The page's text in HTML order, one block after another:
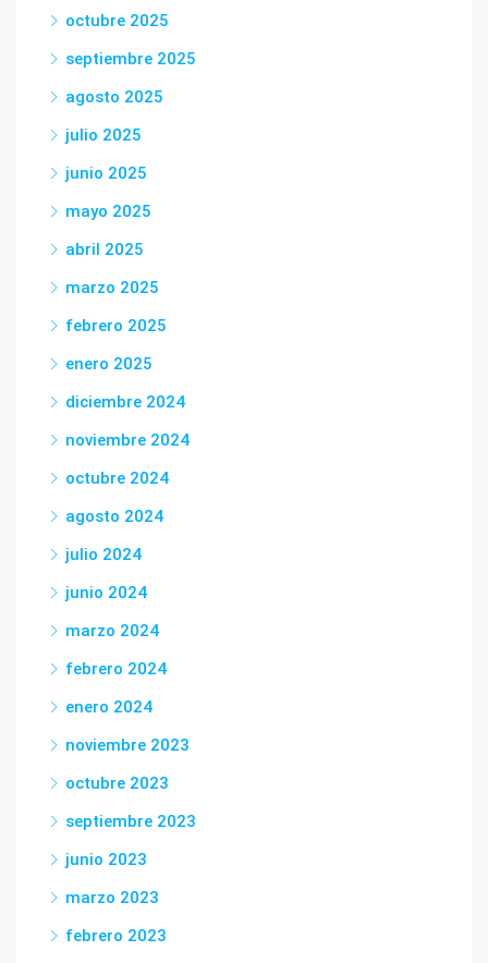
octubre 2025
septiembre 2025
agosto 2025
julio 2025
junio 2025
mayo 2025
abril 2025
marzo 2025
febrero 2025
enero 2025
diciembre 2024
noviembre 2024
octubre 2024
agosto 2024
julio 2024
junio 2024
marzo 2024
febrero 2024
enero 2024
noviembre 2023
octubre 2023
septiembre 2023
junio 2023
marzo 2023
febrero 2023